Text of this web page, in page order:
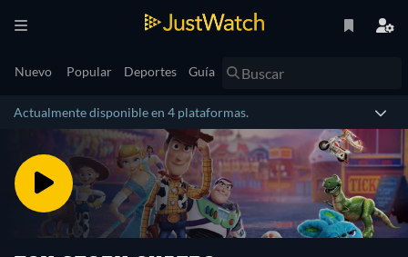
Nuevo Popular Deportes Guía
Actualmente disponible en 4 plataformas.